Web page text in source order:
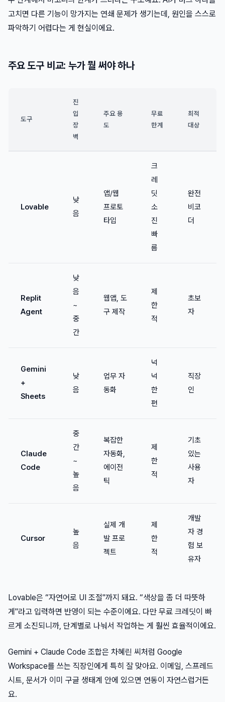
고치면 다른 기능이 망가지는 연쇄 문제가 생기는데, 원인을 스스로
파악하기 어렵다는 게 현실이에요.
주요 도구 비교: 누가 뭘 써야 하나
도구
진
입
장
벽
주요 용
도
무료
한계
최적
대상
Lovable
낮
음
앱/웹
프로토
타입
크
레
딧
소
진
빠
름
완전
비코
더
Replit
Agent
낮
음
~
중
간
웹앱, 도
구 제작
제
한
적
초보
자
Gemini
+
Sheets
낮
음
업무 자
동화
넉
넉
한
편
직장
인
Claude
Code
중
간
~
높
음
복잡한
자동화,
에이전
틱
제
한
적
기초
있는
사용
자
Cursor
높
음
실제 개
발 프로
젝트
제
한
적
개발
자 경
험 보
유자
Lovable은 “자연어로 UI 조절"까지 돼요. “색상을 좀 더 따뜻하
게"라고 입력하면 반영이 되는 수준이에요. 다만 무료 크레딧이 빠
르게 소진되니까, 단계별로 나눠서 작업하는 게 훨씬 효율적이에요.
Gemini + Claude Code 조합은 차혜린 씨처럼 Google
Workspace를 쓰는 직장인에게 특히 잘 맞아요. 이메일, 스프레드
시트, 문서가 이미 구글 생태계 안에 있으면 연동이 자연스럽거든
요.